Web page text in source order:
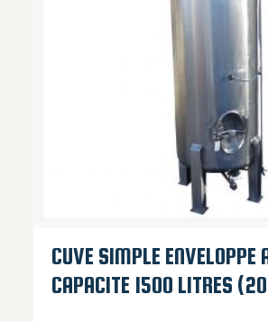
CUVE SIMPLE ENVELOPPE
CAPACITE 1500 LITRES